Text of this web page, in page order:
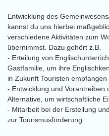
Entwicklung des
kannst du uns hierbei
verschiedene Aktivitäten zum
übernimmst. Dazu gehört z.B.
- Erteilung von
Gastfamilie, um ihre
in Zukunft Touristen empfangen
- Entwicklung und Vorantreiben
Alternative, um wirtschaftliche
- Mitarbeit bei der Erstellung
zur Tourismusförderung